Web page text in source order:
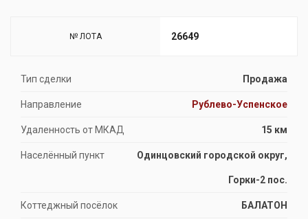
№ ЛОТА 26649
Тип сделки Продажа
Направление Рублево-Успенское
Удаленность от МКАД 15 км
Населённый пункт Одинцовский городской округ,
Горки-2 пос.
Коттеджный посёлок БАЛАТОН